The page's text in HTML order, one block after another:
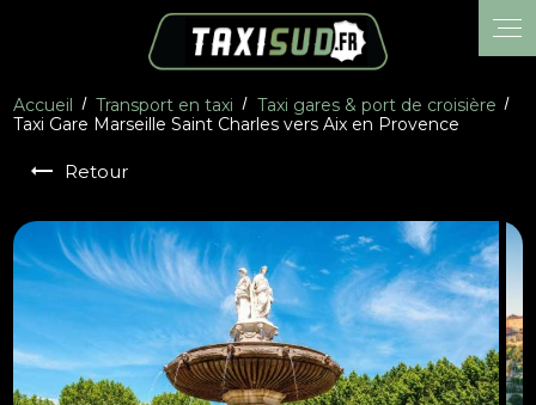
Accueil Transport en taxi
Taxi gares & port de croisière
Taxi Gare Marseille Saint Charles vers Aix en Provence
Retour
Panneau de gestion des cookies